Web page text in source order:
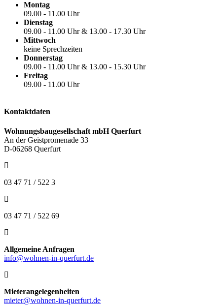
Montag
09.00 - 11.00 Uhr
Dienstag
09.00 - 11.00 Uhr & 13.00 - 17.30 Uhr
Mittwoch
keine Sprechzeiten
Donnerstag
09.00 - 11.00 Uhr & 13.00 - 15.30 Uhr
Freitag
09.00 - 11.00 Uhr
Kontaktdaten
Wohnungsbaugesellschaft mbH Querfurt
An der Geistpromenade 33
D-06268 Querfurt
03 47 71 / 522 3
03 47 71 / 522 69
Allgemeine Anfragen
info@wohnen-in-querfurt.de
Mieterangelegenheiten
mieter@wohnen-in-querfurt.de